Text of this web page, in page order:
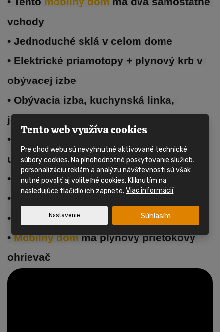
vchody
• Jednoduché sklá v celom dome
• Elektrické priamotopy + plynový krb v
obývacej izbe
• Obývacia izba, kuchynská linka,
jedálenský kút
• Kúpeľňa so sprchovacím kútom,
umývadlom a WC
• 1x spálňa s úložným priestorom
• 1x izba s dvoma oddelenými lôžkami
• 1x izba s dvojposchodovou posteľou
• Mobilný dom má plynový prietokový
ohrievač
Tento web využíva cookies
Pre chod webu sú nevyhnutné aktivované technické
súbory cookies. Na plnohodnotné poskytovanie služieb,
personalizáciu reklám a analýzu návštevnosti sú však
nutné povoliť aj voliteľné cookies. Kliknutím na
nasledujúce tlačidlo ich zapnete.Viac informácií
Nastavenie Súhlasím